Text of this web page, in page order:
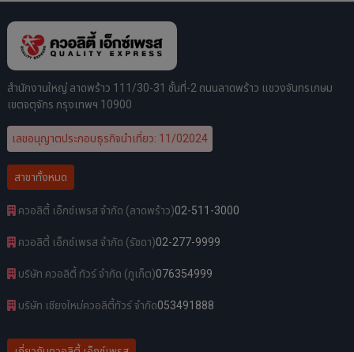
สำนักงานใหญ่ ลาดพร้าว 111/30-31 ชั้นที่-2 ถนนลาดพร้าว แขวงจันทรเกษม
เขตจตุจักร กรุงเทพฯ 10900
เลขอนุญาตประกอบธุรกิจนำเที่ยว: 11/02024
สาขาทั้งหมด
ควอลิตี้ เอ็กซ์เพรส จำกัด (ลาดพร้าว)02-511-3000
ควอลิตี้ เอ็กซ์เพรส จำกัด (รัชดา)02-277-9999
บริษัท ควอลิตี้ ทัวร์ จำกัด (ภูเก็ต)076354999
บริษัท เชียงใหม่ควอลิตี้ทัวร์ จำกัด053491888